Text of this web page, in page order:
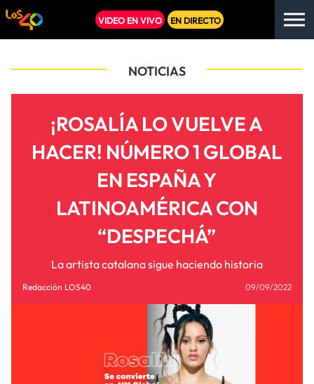
VIDEO EN VIVO EN DIRECTO
NOTICIAS
¡ROSALÍA LO VUELVE A
HACER! NÚMERO 1 GLOBAL
EN ESPAÑA Y
LATINOAMÉRICA CON
“DESPECHÁ”
La artista catalana sigue haciendo historia
Redacción LOS40 09/09/2022